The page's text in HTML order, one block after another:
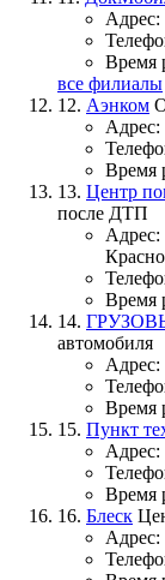
Адрес:
Время
все филиалы
12. Аэнком
Адрес:
Время
13. Центр
после ДТП
Адрес:
Время
14.
автомобиля
Адрес:
Время
15. Пункт
Адрес:
Время
16. Блеск
Адрес: